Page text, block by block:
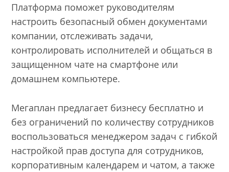
Платформа поможет руководителям
настроить безопасный обмен документами
компании, отслеживать задачи,
контролировать исполнителей и общаться в
защищенном чате на смартфоне или
домашнем компьютере.
Мегаплан предлагает бизнесу бесплатно и
без ограничений по количеству сотрудников
воспользоваться менеджером задач с гибкой
настройкой прав доступа для сотрудников,
корпоративным календарем и чатом, а также